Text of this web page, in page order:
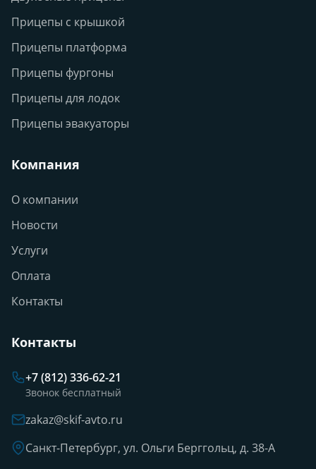
Прицепы с крышкой
Прицепы платформа
Прицепы фургоны
Прицепы для лодок
Прицепы эвакуаторы
Компания
О компании
Новости
Услуги
Оплата
Контакты
Контакты
+7 (812) 336-62-21
Звонок бесплатный
zakaz@skif-avto.ru
Санкт-Петербург, ул. Ольги Берггольц, д. 38-А